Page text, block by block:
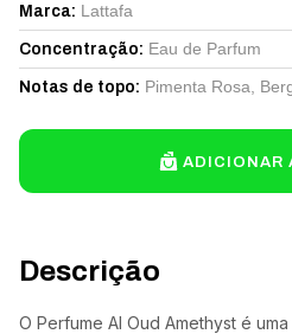
Descrição
O Perfume Al Oud Amethyst é
Marca: Lattafa
Concentração: Eau de Parfum
Notas de topo: Pimenta Rosa,
ADICIONAR